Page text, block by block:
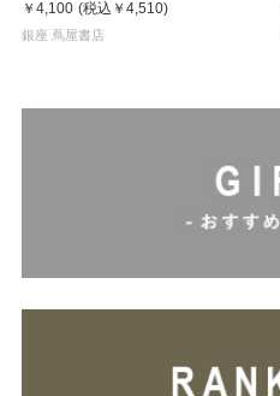
￥4,100 (税込 ￥4,510)
銀座 蔦屋書店